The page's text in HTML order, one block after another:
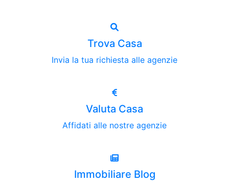
Trova Casa
Invia la tua richiesta alle agenzie
Valuta Casa
Affidati alle nostre agenzie
Immobiliare Blog